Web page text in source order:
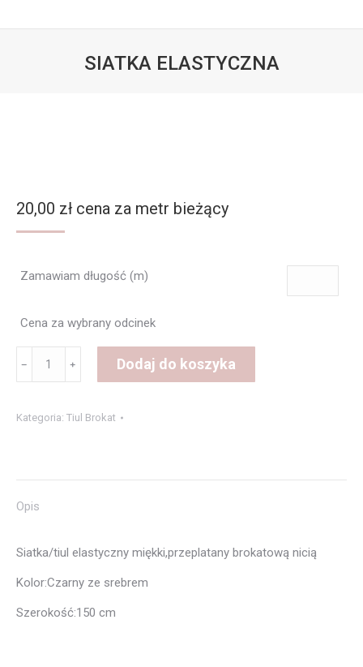
SIATKA ELASTYCZNA
20,00 zł cena za metr bieżący
Zamawiam długość (m)
Cena za wybrany odcinek
Siatka
﹣ ﹢ Dodaj do koszyka
Kategoria: Tiul Brokat
Opis
Siatka/tiul elastyczny miękki,przeplatany brokatową nicią
Kolor:Czarny ze srebrem
Szerokość:150 cm